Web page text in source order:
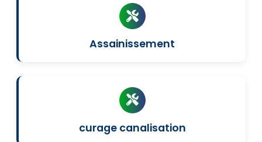
Assainissement
curage canalisation